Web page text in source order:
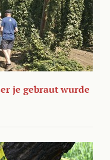
je gebraut wurde